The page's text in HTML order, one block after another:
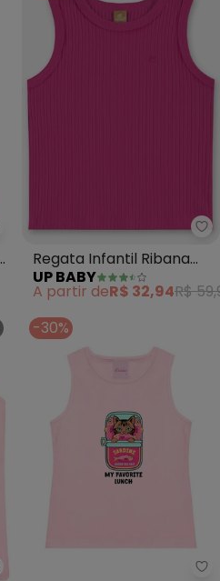
Regata Infantil Ribana
Canelada (Rosa)
UP BABY
A partir deR$ 32,94R$
-30%